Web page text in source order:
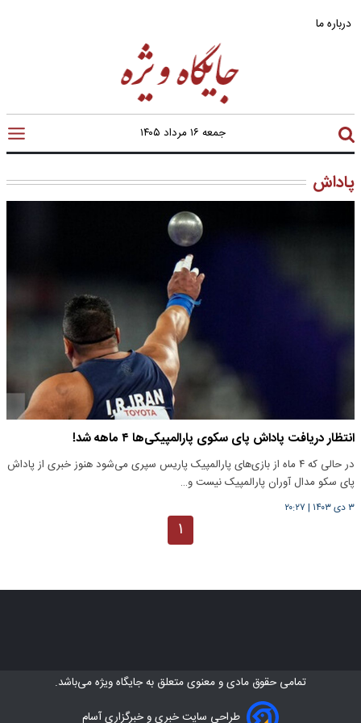
درباره ما
جمعه ۱۶ مرداد ۱۴۰۵
پاداش
انتظار دریافت پاداش پای سکوی پارالمپیکی‌ها ۴ ماهه شد!
در حالی که ۴ ماه از بازی‌های پارالمپیک پاریس سپری می‌شود هنوز خبری از پاداش
پای سکو مدال آوران پارالمپیک نیست و…
۳ دی ۱۴۰۳ | ۲۰:۲۷
۱
تمامی حقوق مادی و معنوی متعلق بهجایگاه ویژهمی‌باشد.
طراحی سایت خبری و خبرگزاری آسام